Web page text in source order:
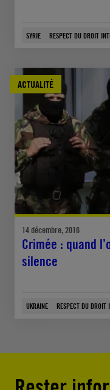
SYRIE RESPECT DU DROIT
ACTUALITÉ
14 décembre, 2016
Crimée : quand
silence
UKRAINE RESPECT DU DROIT